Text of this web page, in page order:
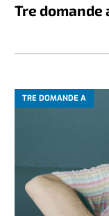
Tre domande
TRE DOMANDE A